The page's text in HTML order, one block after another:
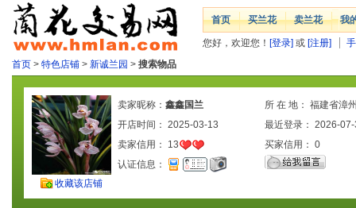
首页 买兰花 卖兰花 我
您好，欢迎您！ [登录] 或 [注册]
首页 > 特色店铺 > 新诚兰园 > 搜索物品
收藏该店铺
卖家昵称： 鑫鑫国兰
所 在 地： 福建省漳
开店时间： 2025-03-13
最近登录： 2026-
卖家信用： 13 买家信用： 0
认证信息：